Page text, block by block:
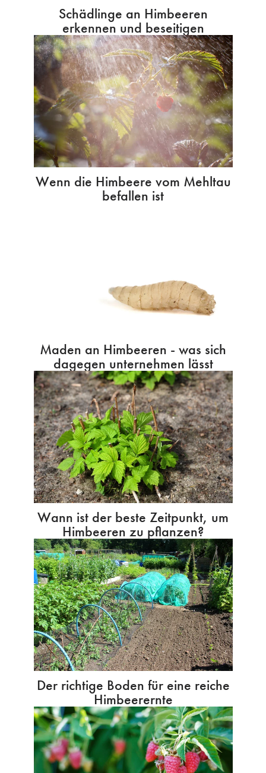
Schädlinge an Himbeeren
erkennen und beseitigen
Wenn die Himbeere vom Mehltau
befallen ist
Maden an Himbeeren - was sich
dagegen unternehmen lässt
Wann ist der beste Zeitpunkt, um
Himbeeren zu pflanzen?
Der richtige Boden für eine reiche
Himbeerernte